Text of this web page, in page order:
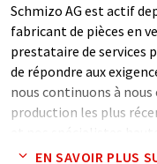
Schmizo AG est actif
fabricant de pièces en
prestataire de services
de répondre aux
nous continuons à
production les plus
production de tout
EN SAVOIR PLUS